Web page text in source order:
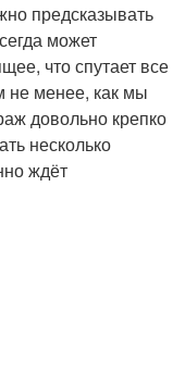
предсказывать
может
что спутает все
не менее, как мы
довольно крепко
несколько
ждёт